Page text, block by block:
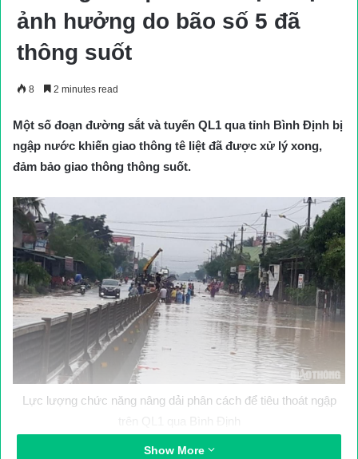
ảnh hưởng do bão số 5 đã
thông suốt
8 2 minutes read
Một số đoạn đường sắt và tuyến QL1 qua tỉnh Bình Định bị
ngập nước khiến giao thông tê liệt đã được xử lý xong,
đảm bảo giao thông thông suốt.
Lực lượng chức năng nâng dải phân cách để tiêu thoát ngập
trên QL1 qua Bình Định
Chiều 31/10, Thượng tá Võ Văn Sỹ, Trưởng Phòng CSGT
Show More